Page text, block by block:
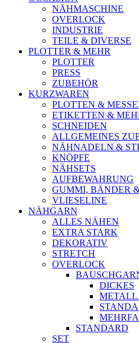
NÄHMASCHINE
OVERLOCK
INDUSTRIE
TEILE & DIVERSE
PLOTTER & MEHR
PLOTTER
PRESS
ZUBEHÖR
KURZWAREN
PLOTTEN &
ETIKETTEN &
SCHNEIDEN
ALLGEMEINES
NÄHNADELN &
KNÖPFE
NÄHSETS
AUFBEWAHRUNG
GUMMI, BÄNDER
VLIESELINE
NÄHGARN
ALLES NÄHEN
EXTRA STARK
DEKORATIV
STRETCH
OVERLOCK
DICKES
STANDARD
SET